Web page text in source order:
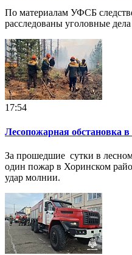
По материалам УФСБ
расследованы уголовные
17:54
Лесопожарная обстановка
За прошедшие сутки в
один пожар в Хоринском
удар молнии.